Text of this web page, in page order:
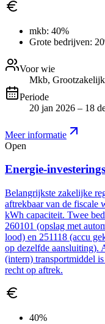
mkb: 40%
Grote bedrijven:
Voor wie
Mkb, Grootzakelijk
Periode
20 jan 2026 – 18
Meer informatie
Open
Energie-
Belangrijkste zakelijke
aftrekbaar van de fiscale
kWh capaciteit. Twee
260101 (opslag met
lood) en 251118 (accu
op dezelfde aansluiting).
(intern) transportmiddel
recht op aftrek.
40%